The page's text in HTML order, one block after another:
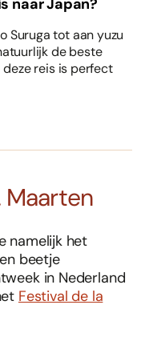
naar Japan?
Suruga tot aan yuzu
de beste
deze reis is perfect
Maarten
namelijk het
beetje
in Nederland
Festival de la